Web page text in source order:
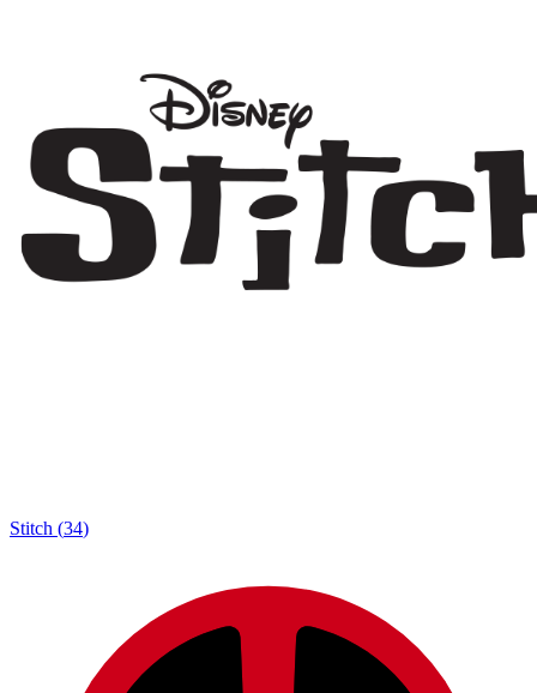
Stitch (34)